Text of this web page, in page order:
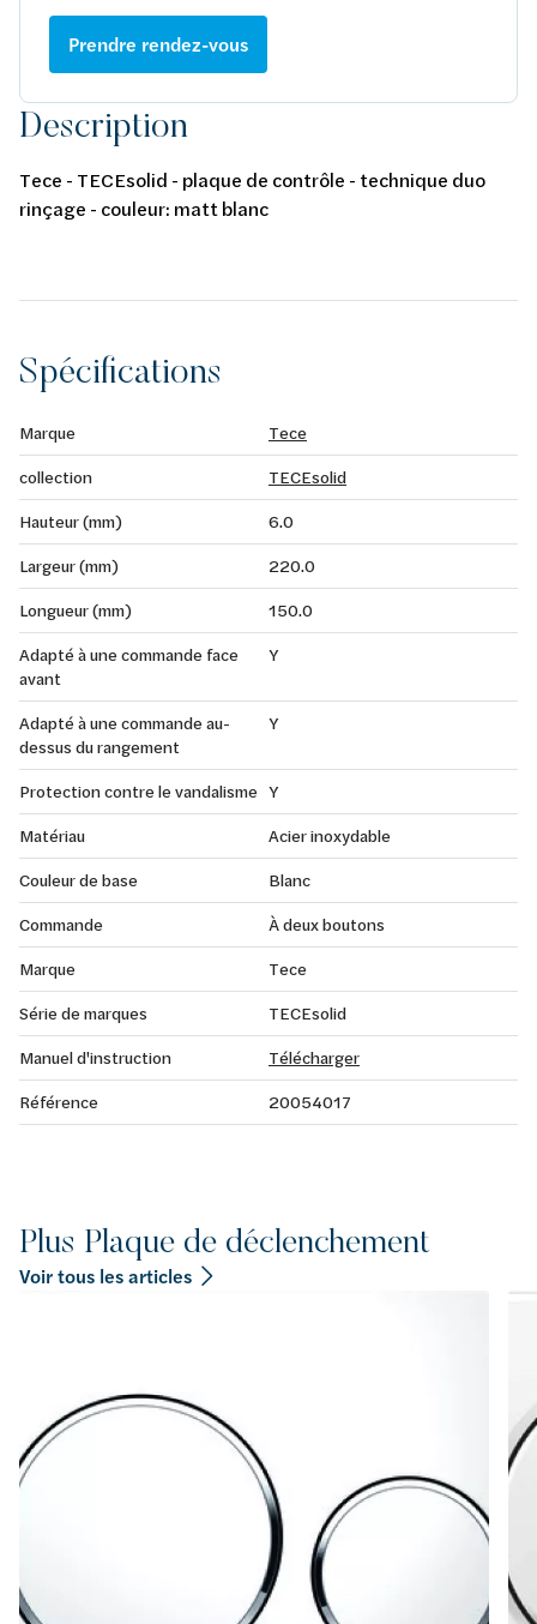
Prendre rendez-vous
Description
Tece - TECEsolid - plaque de contrôle - technique duo
rinçage - couleur: matt blanc
Spécifications
Marque
Tece
collection
TECEsolid
Hauteur (mm)
6.0
Largeur (mm)
220.0
Longueur (mm)
150.0
Adapté à une commande face
avant
Y
Adapté à une commande au-
dessus du rangement
Y
Protection contre le vandalisme Y
Matériau
Acier inoxydable
Couleur de base
Blanc
Commande
À deux boutons
Marque
Tece
Série de marques
TECEsolid
Manuel d'instruction
Télécharger
Référence
20054017
Plus Plaque de déclenchement
Voir tous les articles